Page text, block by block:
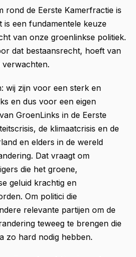
rond de Eerste Kamerfractie is
is een fundamentele keuze
van onze groenlinkse politiek.
dat bestaansrecht, hoeft van
verwachten.
wij zijn voor een sterk en
en dus voor een eigen
GroenLinks in de Eerste
de klimaatcrisis en de
en elders in de wereld
Dat vraagt om
die het groene,
geluid krachtig en
Om politici die
relevante partijen om de
teweeg te brengen die
zo hard nodig hebben.